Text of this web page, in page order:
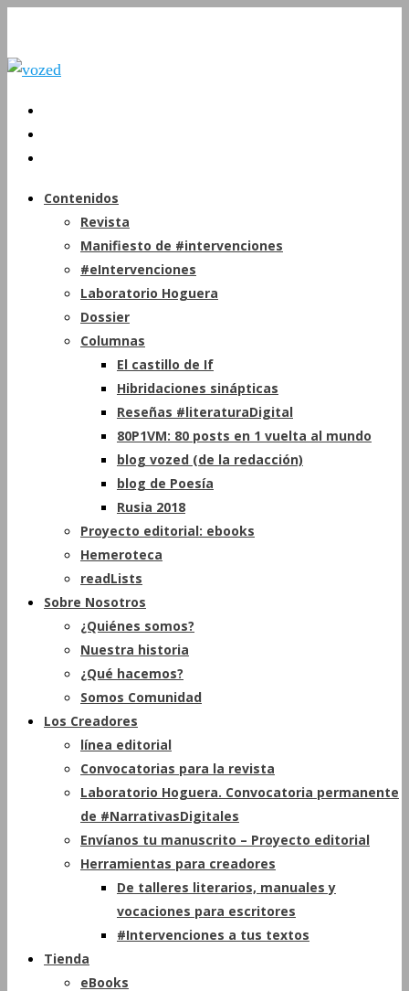
Contenidos
Revista
Manifiesto de #intervenciones
#eIntervenciones
Laboratorio Hoguera
Dossier
Columnas
El castillo de If
Hibridaciones sinápticas
Reseñas #literaturaDigital
80P1VM: 80 posts en 1 vuelta al mundo
blog vozed (de la redacción)
blog de Poesía
Rusia 2018
Proyecto editorial: ebooks
Hemeroteca
readLists
Sobre Nosotros
¿Quiénes somos?
Nuestra historia
¿Qué hacemos?
Somos Comunidad
Los Creadores
línea editorial
Convocatorias para la revista
Laboratorio Hoguera. Convocatoria permanente
de #NarrativasDigitales
Envíanos tu manuscrito – Proyecto editorial
Herramientas para creadores
De talleres literarios, manuales y
vocaciones para escritores
#Intervenciones a tus textos
Tienda
eBooks